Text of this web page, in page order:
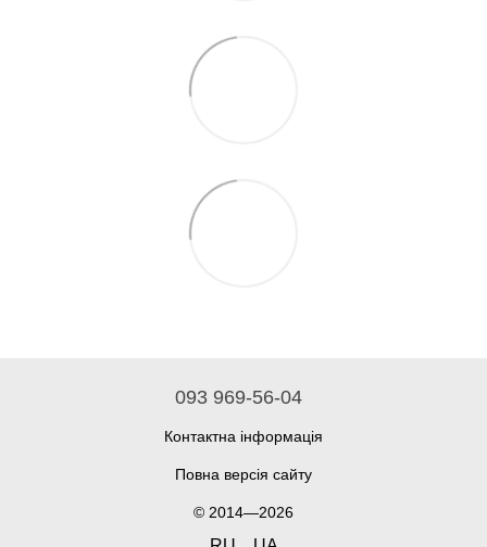
093 969-56-04
Контактна інформація
Повна версія сайту
© 2014—2026